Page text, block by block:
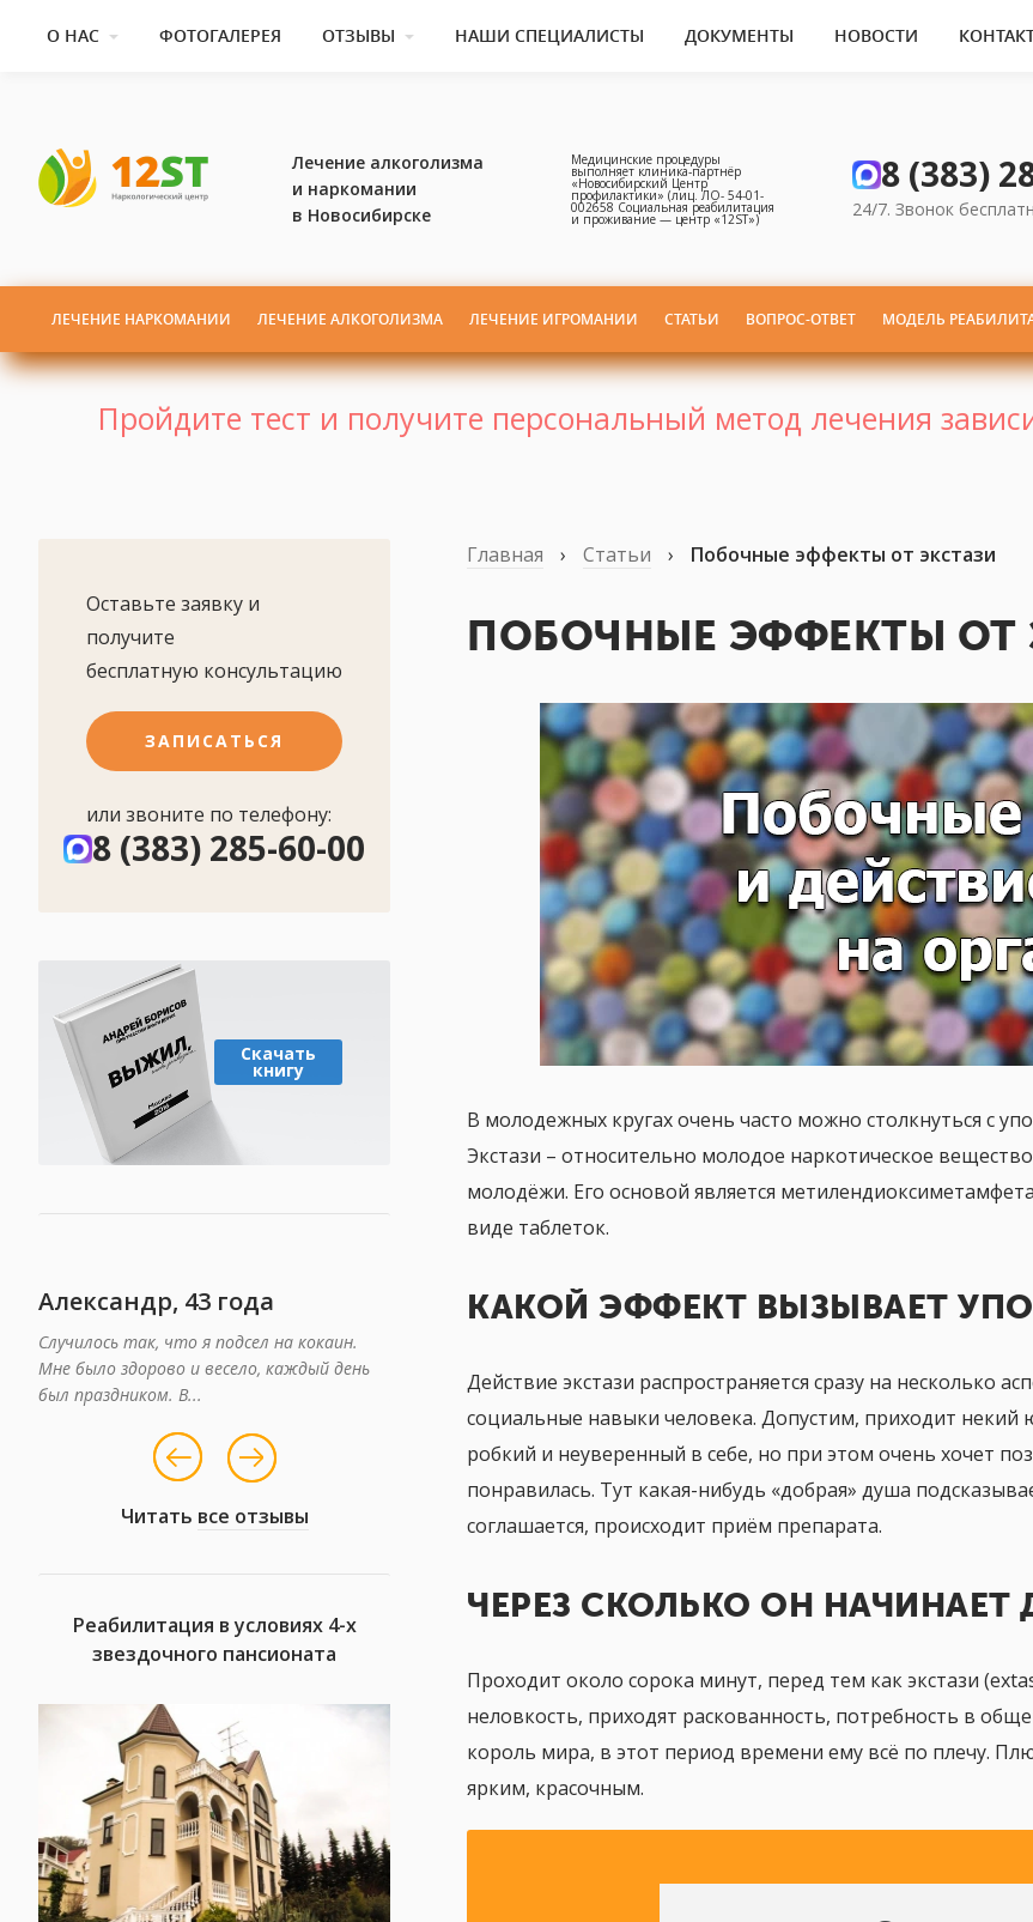
О НАС ФОТОГАЛЕРЕЯ ОТЗЫВЫ НАШИ СПЕЦИАЛИСТЫ ДОКУМЕНТЫ НОВОСТИ
Лечение алкоголизма
и наркомании
в Новосибирске
Медицинские процедуры
выполняет клиника‑партнёр
«Новосибирский Центр
профилактики» (лиц. ЛО- 54-01-
002658 Социальная реабилитация
и проживание — центр «12ST»)
8 (383)
24/7. Звонок
ЛЕЧЕНИЕ НАРКОМАНИИ ЛЕЧЕНИЕ АЛКОГОЛИЗМА ЛЕЧЕНИЕ ИГРОМАНИИ СТАТЬИ ВОПРОС-ОТВЕТ МОДЕЛЬ
Пройдите тест и получите персональный метод лечения
Главная › Статьи › Побочные эффекты от экстази
ПОБОЧНЫЕ ЭФФЕКТЫ ОТ
В молодежных кругах очень часто можно столкнуться с
Экстази – относительно молодое наркотическое
молодёжи. Его основой является
виде таблеток.
КАКОЙ ЭФФЕКТ ВЫЗЫВАЕТ
Действие экстази распространяется сразу на несколько
социальные навыки человека. Допустим, приходит
робкий и неуверенный в себе, но при этом очень хочет
понравилась. Тут какая-нибудь «добрая» душа
соглашается, происходит приём препарата.
ЧЕРЕЗ СКОЛЬКО ОН НАЧИНАЕТ
Проходит около сорока минут, перед тем как экстази
неловкость, приходят раскованность, потребность в
король мира, в этот период времени ему всё по плечу.
ярким, красочным.
Оставьте заявку и
получите
бесплатную консультацию
ЗАПИСАТЬСЯ
или звоните по телефону:
8 (383) 285-60-00
Скачать
книгу
Александр, 43 года
Случилось так, что я подсел на кокаин.
Мне было здорово и весело, каждый день
был праздником. В...
Дмитрий, 30 лет
Благодаря друзьям попал в данный центр.
Здесь я проходил...
Михаил, 25 лет
родителей, ощутил свободу...
Читать все отзывы
Реабилитация в условиях 4-х
звездочного пансионата